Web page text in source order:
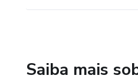
Saiba mais